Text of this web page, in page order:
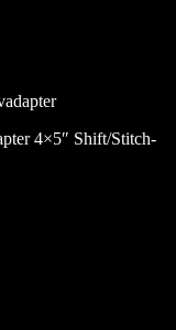
4×5″ Shift/Stitch-